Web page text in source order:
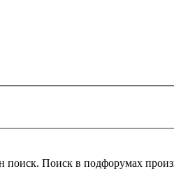
Поиск в подфорумах